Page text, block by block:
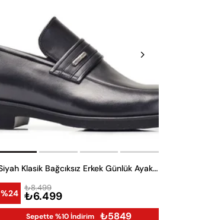
Siyah Klasik Bağcıksız Erkek Günlük Ayakkabı
%24 ₺6.499
₺8.499
Sepette %10 İndirim ₺5849